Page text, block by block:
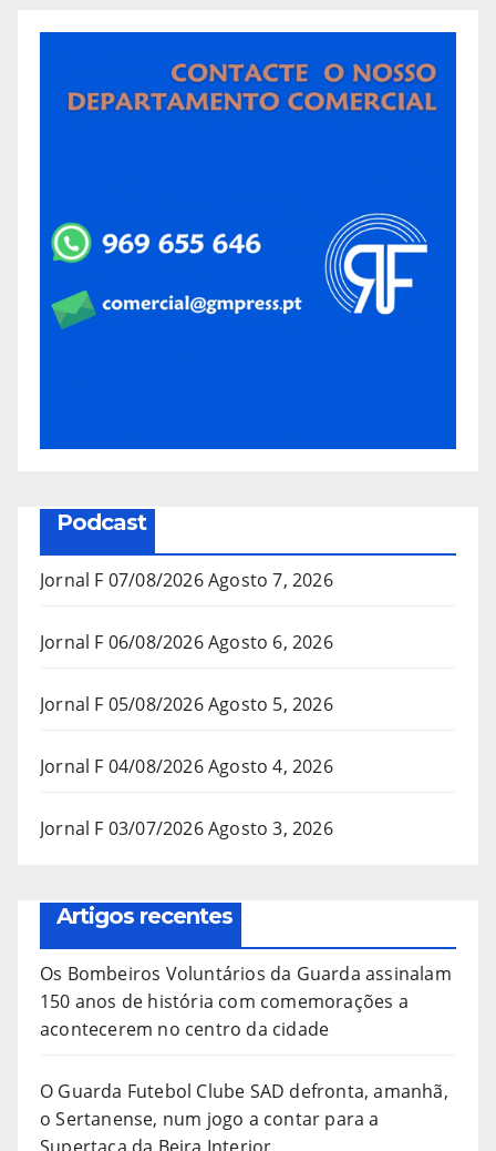
Podcast
Jornal F 07/08/2026Agosto 7, 2026
Jornal F 06/08/2026Agosto 6, 2026
Jornal F 05/08/2026Agosto 5, 2026
Jornal F 04/08/2026Agosto 4, 2026
Jornal F 03/07/2026Agosto 3, 2026
Artigos recentes
Os Bombeiros Voluntários da Guarda assinalam
150 anos de história com comemorações a
acontecerem no centro da cidade
O Guarda Futebol Clube SAD defronta, amanhã,
o Sertanense, num jogo a contar para a